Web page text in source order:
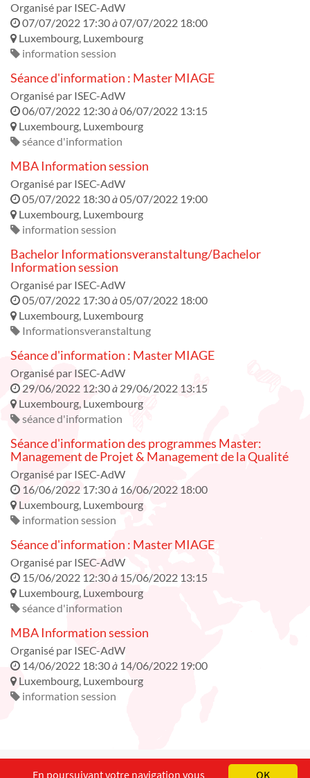
Organisé par ISEC-AdW
07/07/2022 17:30à07/07/2022 18:00
Luxembourg, Luxembourg
information session
Séance d'information : Master MIAGE
Organisé par ISEC-AdW
06/07/2022 12:30à06/07/2022 13:15
Luxembourg, Luxembourg
séance d'information
MBA Information session
Organisé par ISEC-AdW
05/07/2022 18:30à05/07/2022 19:00
Luxembourg, Luxembourg
information session
Bachelor Informationsveranstaltung/Bachelor
Information session
Organisé par ISEC-AdW
05/07/2022 17:30à05/07/2022 18:00
Luxembourg, Luxembourg
Informationsveranstaltung
Séance d'information : Master MIAGE
Organisé par ISEC-AdW
29/06/2022 12:30à 29/06/2022 13:15
Luxembourg, Luxembourg
séance d'information
Séance d'information des programmes Master:
Management de Projet & Management de la Qualité
Organisé par ISEC-AdW
16/06/2022 17:30à 16/06/2022 18:00
Luxembourg, Luxembourg
information session
Séance d'information : Master MIAGE
Organisé par ISEC-AdW
15/06/2022 12:30à 15/06/2022 13:15
Luxembourg, Luxembourg
séance d'information
MBA Information session
Organisé par ISEC-AdW
14/06/2022 18:30à 14/06/2022 19:00
Luxembourg, Luxembourg
information session
English Français OK
En poursuivant votre navigation vous